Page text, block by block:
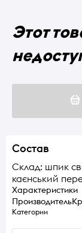
Этот
Состав
Склад: шпик
каєнський
Характеристики
Производитель
Категории